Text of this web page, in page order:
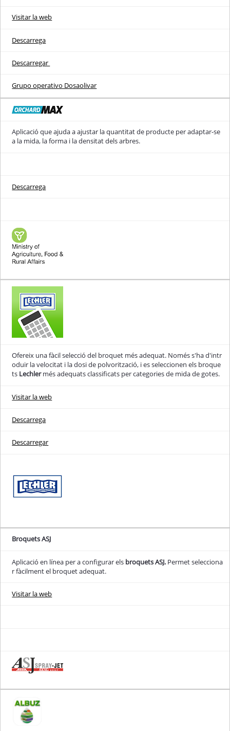
Visitar la web
Descarrega
Descarregar
Grupo operativo Dosaolivar
Aplicació que ajuda a ajustar la quantitat de producte per adaptar-se
a la mida, la forma i la densitat dels arbres.
Descarrega
Ofereix una fàcil selecció del broquet més adequat. Només s'ha d'intr
oduir la velocitat i la dosi de polvorització, i es seleccionen els broque
ts Lechlermés adequats classificats per categories de mida de gotes.
Visitar la web
Descarrega
Descarregar
Broquets ASJ
Aplicació en línea per a configurar els broquets ASJ. Permet selecciona
r fàcilment el broquet adequat.
Visitar la web